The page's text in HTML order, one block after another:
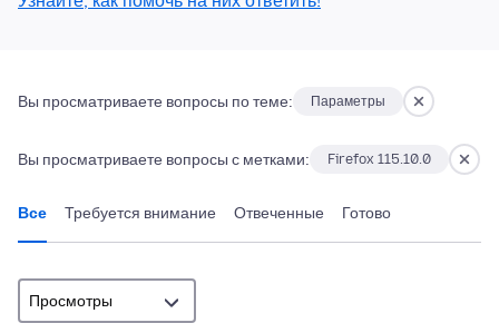
Вы просматриваете вопросы по теме: Параметры
Вы просматриваете вопросы с метками: Firefox 115.10.0
Все Требуется внимание Отвеченные Готово